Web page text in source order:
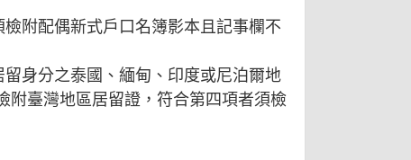
附配偶新式戶口名簿影本且記事欄不
身分之泰國、緬甸、印度或尼泊爾地
附臺灣地區居留證，符合第四項者須檢